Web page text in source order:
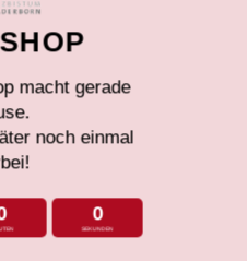
macht gerade
noch einmal
0
SEKUNDEN